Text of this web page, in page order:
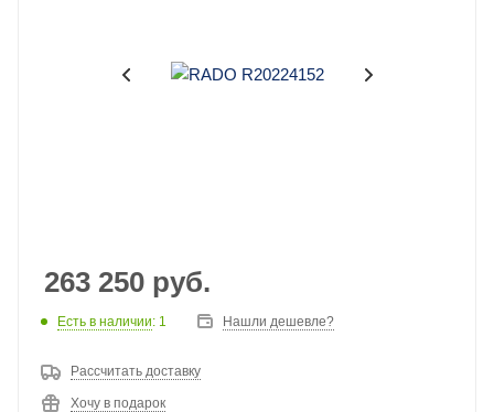
263 250 руб.
Есть в наличии: 1 Нашли дешевле?
Рассчитать доставку
Хочу в подарок